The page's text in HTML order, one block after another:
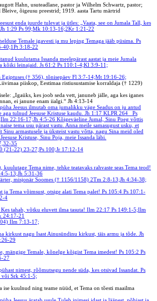
Hahn, usuteadlane, pastor ja Wilhelm Schwartz, pastor;
õigeusu preestrid; 1919. aasta Tartu märtrid
enda juurde tulevat ja ütles: „Vaata, see on Jumala Tall, kes
1:29 Ps 99;Mk 10:13-16;2Kr 1:21-22
Temale igavesti ja mu leping Temaga jääb püsima. Ps
40;1Pt 3:18-22
kuulutama Issanda meelepärast aastat ja meie Jumala
kõiki leinajaid. Js 61:2 Ps 110:1-4;Kl 3:9-11;
(† 356), tõnisepäev Fl 3:7-14;Mt 19:16-26;
piiskop, Eestimaa ristiusustamise korraldaja († 1229)
„Igaüks, kes joob seda vett, januneb jälle, aga kes iganes
ei janune enam iialgi.“ Jh 4:13-14
Jeesus ilmutab oma jumalikku väge Seadus on ju antud
aga tulnud Jeesuse Kristuse kaudu. Jh 1:17 KLPR 264
Ps
22:16-17;Jh 4:5-26 Kõigeväeline Jumal, Sinu Poeg võttis
tema usu pärast vastu. Anna meile samasugust usku, et
armastusele ja üksteist vastu võtta, nagu Sina meid oled
Kristuse, Sinu Poja, meie Issanda läbi.
35
(21-22) 23-27;Ps 100;Jr 17:12-14
kuulutage Tema nime, tehke teatavaks rahvaste seas Tema teod!
13;Jh 5:31-36
misjonär Soomes († 1156/1158) 2Tm 2:8-13;Jh 4:34-38;
ja Tema võimsust, otsige alati Tema palet! Ps 105:4 Ps 107:1-
4
tahab, võtku eluvett ilma tasuta! Ilm 22:17 Ps 149:1-5;Ilm
24:17-21
Ilm 7:13-17;
kirkust nagu Isast Ainusündinu kirkust, täis armu ja tõde. Jh
29
mängige Temale, kõnelge kõigist Tema imedest! Ps 105:2 Ps
27
nimest, rõõmutsegu nende süda, kes otsivad Issandat. Ps
või Srk 45:1-5;
ise kuulnud ning teame nüüd, et Tema on tõesti maailma